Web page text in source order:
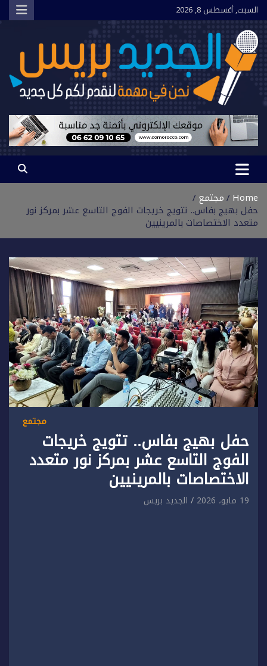
Skip
to
content
السبت, أغسطس 8, 2026
الجديد بريس
نحن في مهمة لنقدم لكم كل جديد
Home مجتمع
حفل بهيج بفاس.. تتويج خريجات الفوج التاسع عشر بمركز نور
متعدد الاختصاصات بالمرينيين
مجتمع
حفل بهيج بفاس.. تتويج خريجات
الفوج التاسع عشر بمركز نور متعدد
الاختصاصات بالمرينيين
19 مايو، 2026 الجديد بريس